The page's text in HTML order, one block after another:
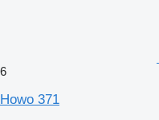
6
Howo 371